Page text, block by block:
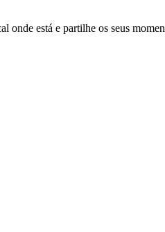
está e partilhe os seus